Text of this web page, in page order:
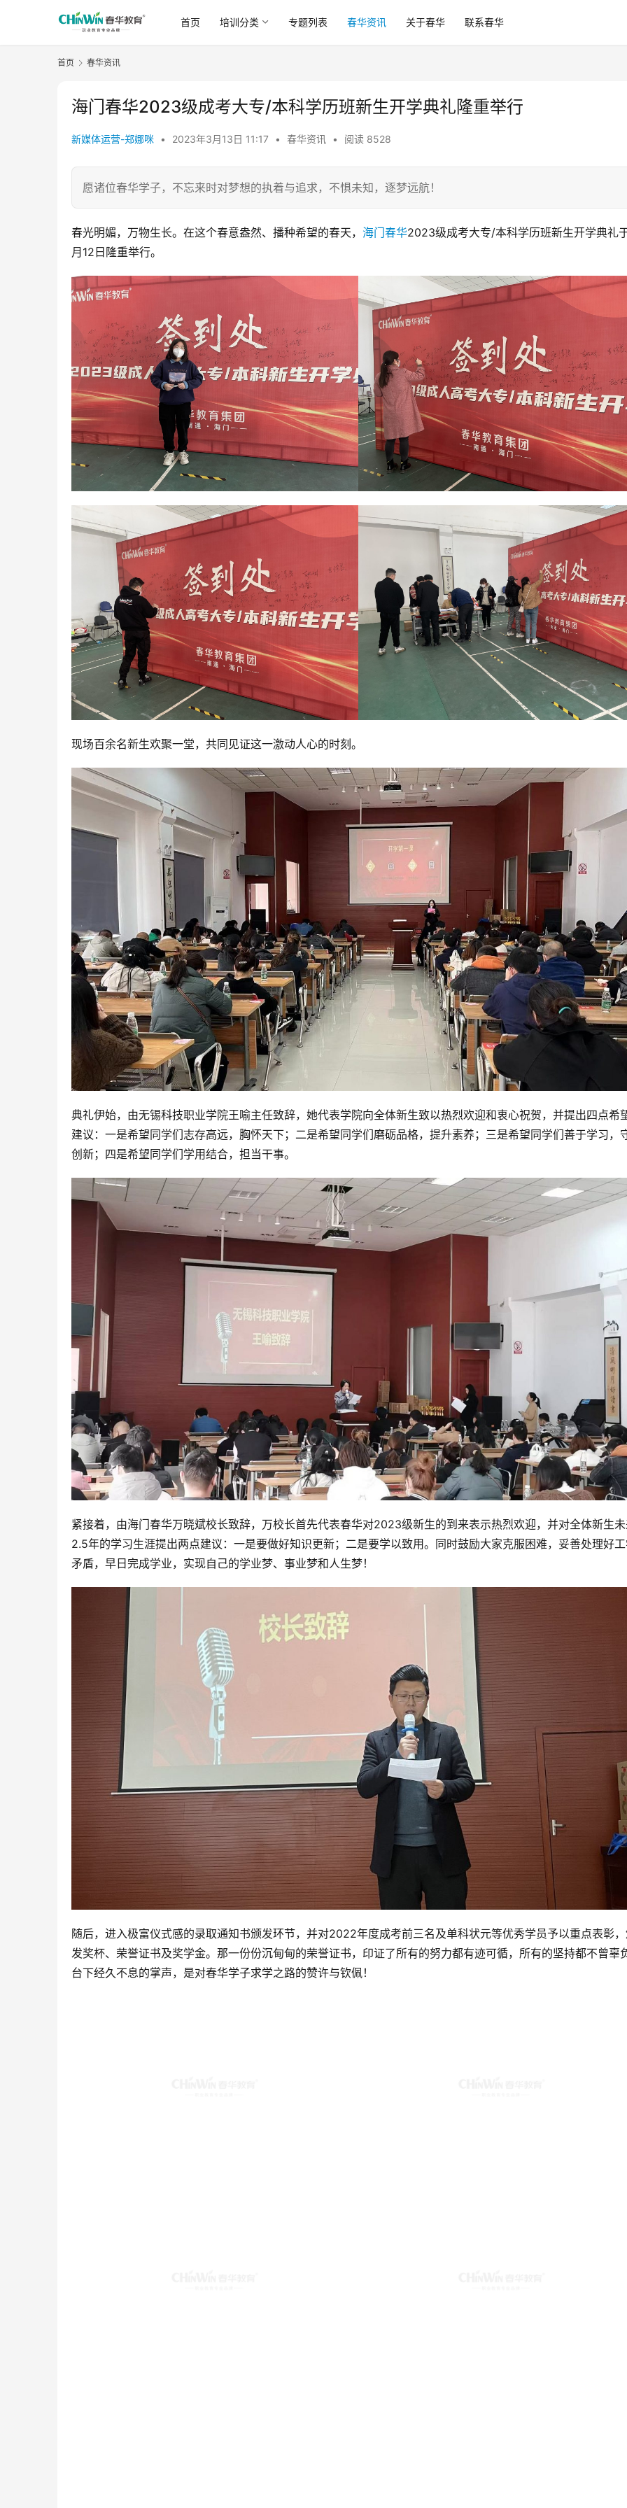
首页 培训分类 专题列表 春华资讯 关于春华 联系春华
首页 春华资讯
海门春华2023级成考大专/本科学历班新生开学典礼隆重举行
新媒体运营-郑娜咪 • 2023年3月13日 11:17 • 春华资讯 • 阅读 8528
愿诸位春华学子，不忘来时对梦想的执着与追求，不惧未知，逐梦远航！
春光明媚，万物生长。在这个春意盎然、播种希望的春天， 海门春华2023级成考大专/本科学历班新生开学典礼
月12日隆重举行。
现场百余名新生欢聚一堂，共同见证这一激动人心的时刻。
典礼伊始，由无锡科技职业学院王喻主任致辞，她代表学院向全体新生致以热烈欢迎和衷心祝贺，并提出四点希
建议：一是希望同学们志存高远，胸怀天下；二是希望同学们磨砺品格，提升素养；三是希望同学们善于学习，
创新；四是希望同学们学用结合，担当干事。
紧接着，由海门春华万晓斌校长致辞，万校长首先代表春华对2023级新生的到来表示热烈欢迎，并对全体新生
2.5年的学习生涯提出两点建议：一是要做好知识更新；二是要学以致用。同时鼓励大家克服困难，妥善处理好
矛盾，早日完成学业，实现自己的学业梦、事业梦和人生梦！
随后，进入极富仪式感的录取通知书颁发环节，并对2022年度成考前三名及单科状元等优秀学员予以重点表彰
发奖杯、荣誉证书及奖学金。那一份份沉甸甸的荣誉证书，印证了所有的努力都有迹可循，所有的坚持都不曾辜
台下经久不息的掌声，是对春华学子求学之路的赞许与钦佩！